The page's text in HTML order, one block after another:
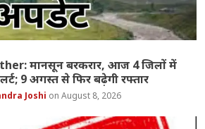
मानसून बरकरार, आज 4 जिलों में
9 अगस्त से फिर बढ़ेगी रफ्तार
Joshi August 8, 2026